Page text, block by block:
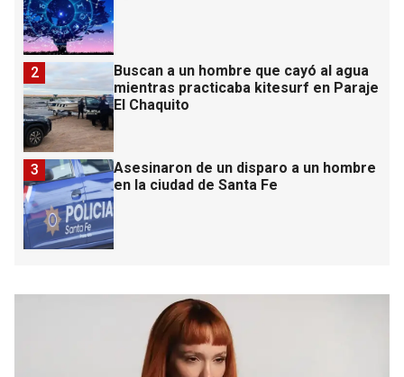
Buscan a un hombre que cayó al agua
mientras practicaba kitesurf en Paraje
El Chaquito
2
Asesinaron de un disparo a un hombre
en la ciudad de Santa Fe
3